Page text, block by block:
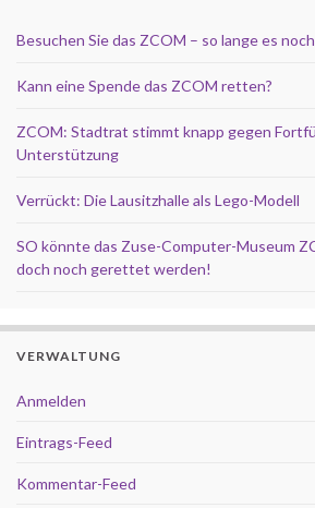
Besuchen Sie das ZCOM – so lange es
Kann eine Spende das ZCOM retten?
ZCOM: Stadtrat stimmt knapp gegen
Unterstützung
Verrückt: Die Lausitzhalle als Lego-Modell
SO könnte das Zuse-Computer-Museum
doch noch gerettet werden!
VERWALTUNG
Anmelden
Eintrags-Feed
Kommentar-Feed